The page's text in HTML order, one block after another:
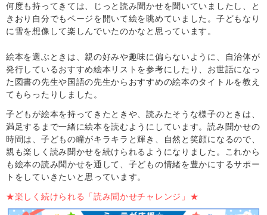
何度も持ってきては、じっと読み聞かせを聞いていましたし、と
きおり自分でもページを開いて絵を眺めていました。子どもなり
に雪を想像して楽しんでいたのかなと思っています。
絵本を選ぶときは、親の好みや趣味に偏らないように、自治体が
発行しているおすすめ絵本リストを参考にしたり、お世話になっ
た図書の先生や国語の先生からおすすめの絵本のタイトルを教え
てもらったりしました。
子どもが絵本を持ってきたときや、読みたそうな様子のときは、
満足するまで一緒に絵本を読むようにしています。読み聞かせの
時間は、子どもの瞳がキラキラと輝き、自然と笑顔になるので、
親も楽しく読み聞かせを続けられるようになりました。これから
も絵本の読み聞かせを通して、子どもの情緒を豊かにするサポー
トをしていきたいと思っています。
★楽しく続けられる「読み聞かせチャレンジ」★